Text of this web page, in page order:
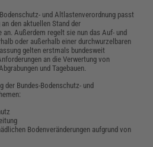
und Altlastenverordnung passt
den aktuellen Stand der
Außerdem regelt sie nun das Auf- und
oder außerhalb einer durchwurzelbaren
gelten erstmals bundesweit
an die Verwertung von
und Tagebauen.
der Bundes-Bodenschutz- und
Bodenveränderungen aufgrund von